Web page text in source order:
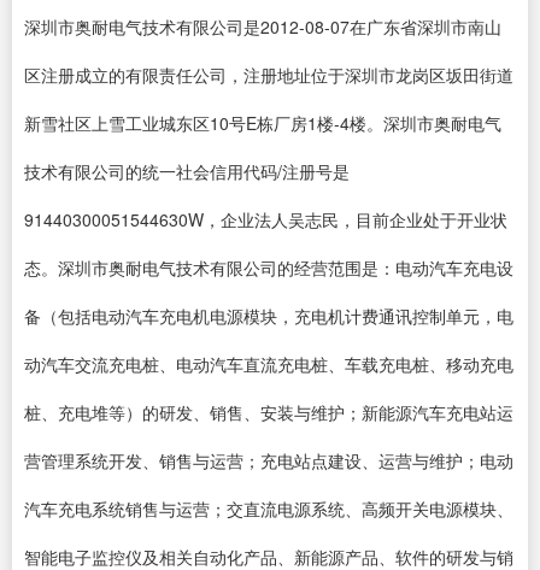
深圳市奥耐电气技术有限公司是2012-08-07在广东省深圳市南山
区注册成立的有限责任公司，注册地址位于深圳市龙岗区坂田街道
新雪社区上雪工业城东区10号E栋厂房1楼-4楼。深圳市奥耐电气
技术有限公司的统一社会信用代码/注册号是
91440300051544630W，企业法人吴志民，目前企业处于开业状
态。深圳市奥耐电气技术有限公司的经营范围是：电动汽车充电设
备（包括电动汽车充电机电源模块，充电机计费通讯控制单元，电
动汽车交流充电桩、电动汽车直流充电桩、车载充电桩、移动充电
桩、充电堆等）的研发、销售、安装与维护；新能源汽车充电站运
营管理系统开发、销售与运营；充电站点建设、运营与维护；电动
汽车充电系统销售与运营；交直流电源系统、高频开关电源模块、
智能电子监控仪及相关自动化产品、新能源产品、软件的研发与销